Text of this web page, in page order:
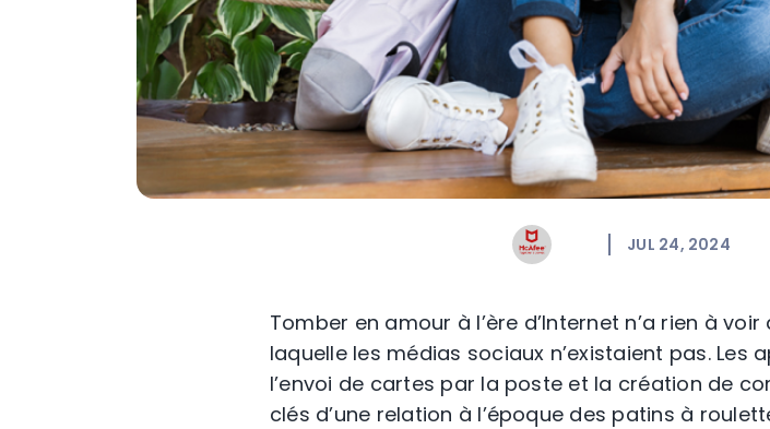
JUL 24, 2024
Tomber en amour à l’ère d’Internet n’a rien à
laquelle les médias sociaux n’existaient pas. Les
l’envoi de cartes par la poste et la création de
clés d’une relation à l’époque des patins à